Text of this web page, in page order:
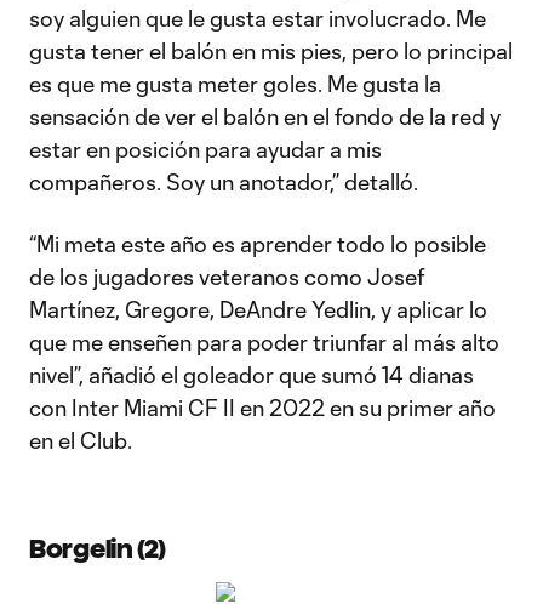
soy alguien que le gusta estar involucrado. Me
gusta tener el balón en mis pies, pero lo principal
es que me gusta meter goles. Me gusta la
sensación de ver el balón en el fondo de la red y
estar en posición para ayudar a mis
compañeros. Soy un anotador,” detalló.
“Mi meta este año es aprender todo lo posible
de los jugadores veteranos como Josef
Martínez, Gregore, DeAndre Yedlin, y aplicar lo
que me enseñen para poder triunfar al más alto
nivel”, añadió el goleador que sumó 14 dianas
con Inter Miami CF II en 2022 en su primer año
en el Club.
Borgelin (2)